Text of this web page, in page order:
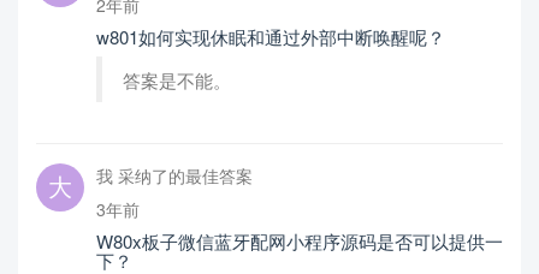
2年前
w801如何实现休眠和通过外部中断唤醒呢？
答案是不能。
我 采纳了的最佳答案
3年前
W80x板子微信蓝牙配网小程序源码是否可以提供一
下？